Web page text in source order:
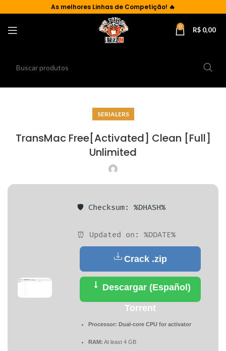
As melhores Linhas de Competição! 🔥
0 R$ 0,00
SERIALERS
TransMac Free[Activated] Clean [Full]
Unlimited
🛡️ Checksum: %DHASH%
⏰ Updated on: %DDATE%
Crack .zip
Descargar (Español)
Torrent
Processor: Dual-core CPU for activator
RAM: At least 4 GB